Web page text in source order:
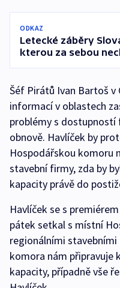
ODKAZ
Letecké záběry
kterou za sebou
Šéf Pirátů Ivan Bartoš v
informací v oblastech
problémy s
obnově. Havlíček by
Hospodářskou komoru
stavební firmy, zda by
kapacity právě do
Havlíček se s
pátek setkal s místní
regionálními
komora nám připravuje
kapacity, případně vše